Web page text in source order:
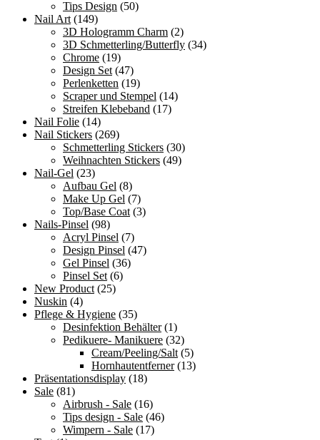
Tips Design (50)
Nail Art (149)
3D Hologramm Charm (2)
3D Schmetterling/Butterfly (34)
Chrome (19)
Design Set (47)
Perlenketten (19)
Scraper und Stempel (14)
Streifen Klebeband (17)
Nail Folie (14)
Nail Stickers (269)
Schmetterling Stickers (30)
Weihnachten Stickers (49)
Nail-Gel (23)
Aufbau Gel (8)
Make Up Gel (7)
Top/Base Coat (3)
Nails-Pinsel (98)
Acryl Pinsel (7)
Design Pinsel (47)
Gel Pinsel (36)
Pinsel Set (6)
New Product (25)
Nuskin (4)
Pflege & Hygiene (35)
Desinfektion Behälter (1)
Pedikuere- Manikuere (32)
Cream/Peeling/Salt (5)
Hornhautentferner (13)
Präsentationsdisplay (18)
Sale (81)
Airbrush - Sale (16)
Tips design - Sale (46)
Wimpern - Sale (17)